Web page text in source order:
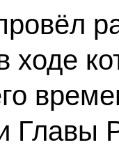
ходе
Главы